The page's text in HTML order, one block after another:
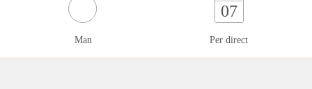
Man
07
Per direct